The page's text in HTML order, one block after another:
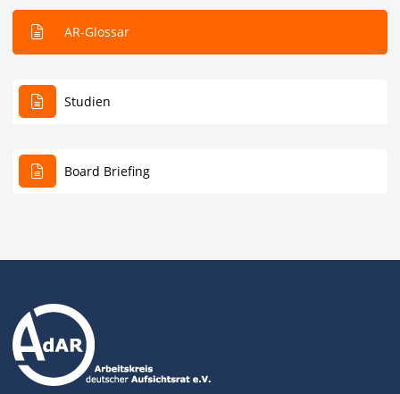
AR-Glossar
Studien
Board Briefing